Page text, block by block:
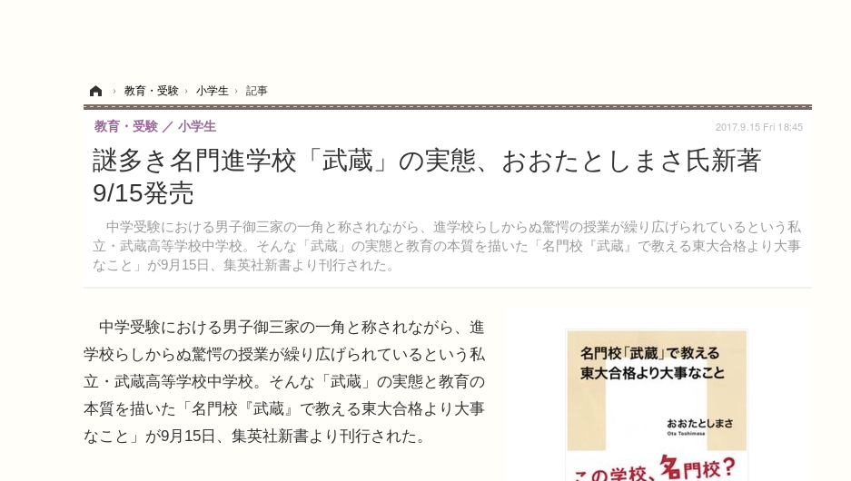
› 教育・受験 › 小学生 › 記事
謎多き名門進学校「武蔵」の実態、おおたとしまさ氏新著
9/15発売
中学受験における男子御三家の一角と称されながら、進学校らしからぬ驚愕の授業が繰り広げられているという私
立・武蔵高等学校中学校。そんな「武蔵」の実態と教育の本質を描いた「名門校『武蔵』で教える東大合格より大事
なこと」が9月15日、集英社新書より刊行された。
教育・受験 小学生 2017.9.15 Fri 18:45
中学受験における男子御三家の一角と称されながら、進
学校らしからぬ驚愕の授業が繰り広げられているという私
立・武蔵高等学校中学校。そんな「武蔵」の実態と教育の
本質を描いた「名門校『武蔵』で教える東大合格より大事
なこと」が9月15日、集英社新書より刊行された。